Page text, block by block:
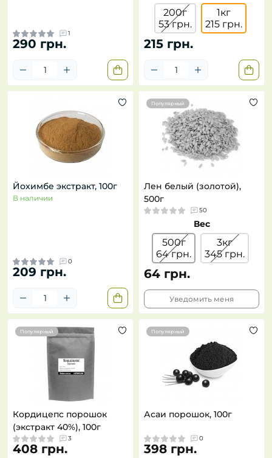
1
290 грн.
200г
53 грн.
1кг
215 грн.
215 грн.
Йохимбе экстракт, 100г
В наличии
0
209 грн.
Популярный
Лен белый (золотой),
500г
50
Вес
500г
64 грн.
3кг
345 грн.
64 грн.
Уведомить меня
Популярный
Кордицепс порошок
(экстракт 40%), 100г
3
408 грн.
Популярный
Асаи порошок, 100г
0
398 грн.